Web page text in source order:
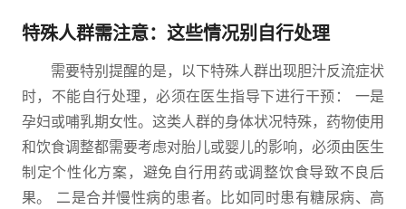
特殊人群需注意：这些情况别自行处理
需要特别提醒的是，以下特殊人群出现胆汁反流症状
时，不能自行处理，必须在医生指导下进行干预： 一是
孕妇或哺乳期女性。这类人群的身体状况特殊，药物使用
和饮食调整都需要考虑对胎儿或婴儿的影响，必须由医生
制定个性化方案，避免自行用药或调整饮食导致不良后
果。 二是合并慢性病的患者。比如同时患有糖尿病、高